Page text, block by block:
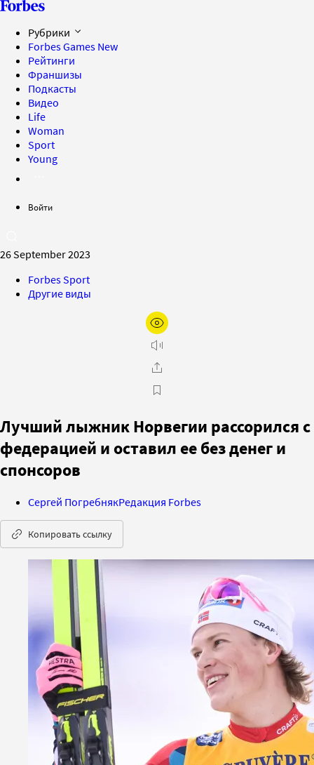
Рубрики
Forbes Games New
Рейтинги
Франшизы
Подкасты
Видео
Life
Woman
Sport
Young
Войти
26 September 2023
Forbes Sport
Другие виды
Лучший лыжник Норвегии рассорился с
федерацией и оставил ее без денег и
спонсоров
Сергей ПогребнякРедакция Forbes
Копировать ссылку